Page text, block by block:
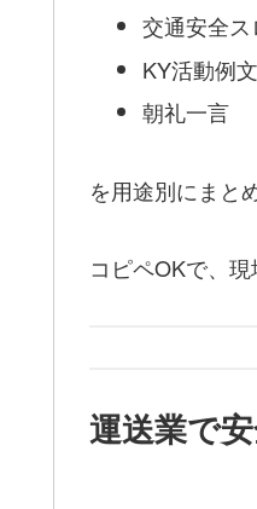
交通安全
KY活動例文
朝礼一言
を用途別にまと
コピペOKで、現
運送業で